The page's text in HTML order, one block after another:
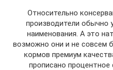
Относительно
производители обычно
наименования. А это
возможно они и не совсем
кормов премиум
прописано